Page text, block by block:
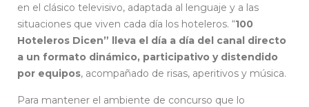
en el clásico televisivo, adaptada al lenguaje y a las
situaciones que viven cada día los hoteleros. “100
Hoteleros Dicen” lleva el día a día del canal directo
a un formato dinámico, participativo y distendido
por equipos, acompañado de risas, aperitivos y música.
Para mantener el ambiente de concurso que lo